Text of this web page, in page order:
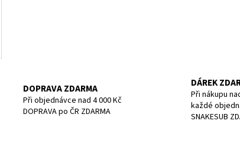
DOPRAVA ZDARMA
Při objednávce nad 4 000 Kč
DOPRAVA po ČR ZDARMA
DÁREK
Při nákupu
každé
SNAKESUB